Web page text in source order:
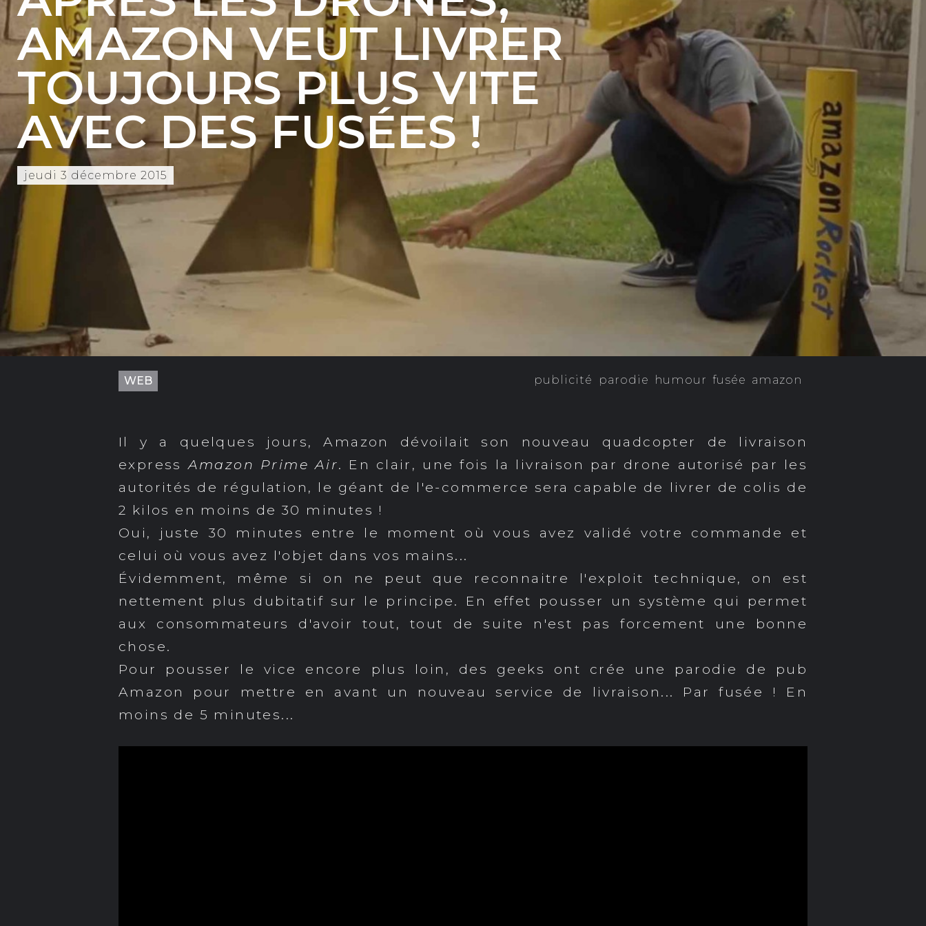
AMAZON VEUT LIVRER
TOUJOURS PLUS VITE
AVEC DES FUSÉES !
jeudi 3 décembre 2015
WEB amazon
fusée
humour
parodie
publicité
Il y a quelques jours, Amazon dévoilait son nouveau quadcopter de livraison
expressAmazon Prime Air. En clair, une fois la livraison par drone autorisé par les
autorités de régulation, le géant de l'e-commerce sera capable de livrer de colis de
2 kilos en moins de 30 minutes !
Oui, juste 30 minutes entre le moment où vous avez validé votre commande et
celui où vous avez l'objet dans vos mains...
Évidemment, même si on ne peut que reconnaitre l'exploit technique, on est
nettement plus dubitatif sur le principe. En effet pousser un système qui permet
aux consommateurs d'avoir tout, tout de suite n'est pas forcement une bonne
chose.
Pour pousser le vice encore plus loin, des geeks ont crée une parodie de pub
Amazon pour mettre en avant un nouveau service de livraison... Par fusée ! En
moins de 5 minutes...